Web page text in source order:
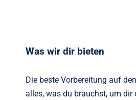
Was wir dir bieten
Die beste Vorbereitung auf
alles, was du brauchst, um dir